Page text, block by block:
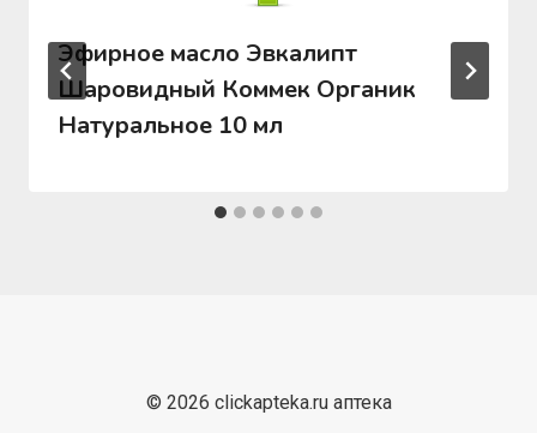
Эфирное масло Эвкалипт
Шаровидный Коммек Органик
Натуральное 10 мл
© 2026 clickapteka.ru аптека